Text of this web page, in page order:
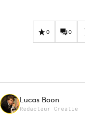
Effectiviteit
Martech
Media
0 0
Lucas Boon
Redacteur Creatie